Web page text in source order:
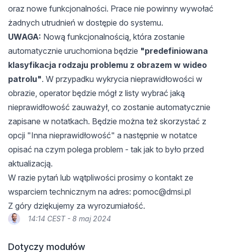
oraz nowe funkcjonalności. Prace nie powinny wywołać
żadnych utrudnień w dostępie do systemu.
UWAGA: Nową funkcjonalnością, która zostanie
automatycznie uruchomiona będzie "predefiniowana
klasyfikacja rodzaju problemu z obrazem w wideo
patrolu". W przypadku wykrycia nieprawidłowości w
obrazie, operator będzie mógł z listy wybrać jaką
nieprawidłowość zauważył, co zostanie automatycznie
zapisane w notatkach. Będzie można też skorzystać z
opcji "Inna nieprawidłowość" a następnie w notatce
opisać na czym polega problem - tak jak to było przed
aktualizacją.
W razie pytań lub wątpliwości prosimy o kontakt ze
wsparciem technicznym na adres: pomoc@dmsi.pl
Z góry dziękujemy za wyrozumiałość.
14:14 CEST - 8 maj 2024
Dotyczy modułów